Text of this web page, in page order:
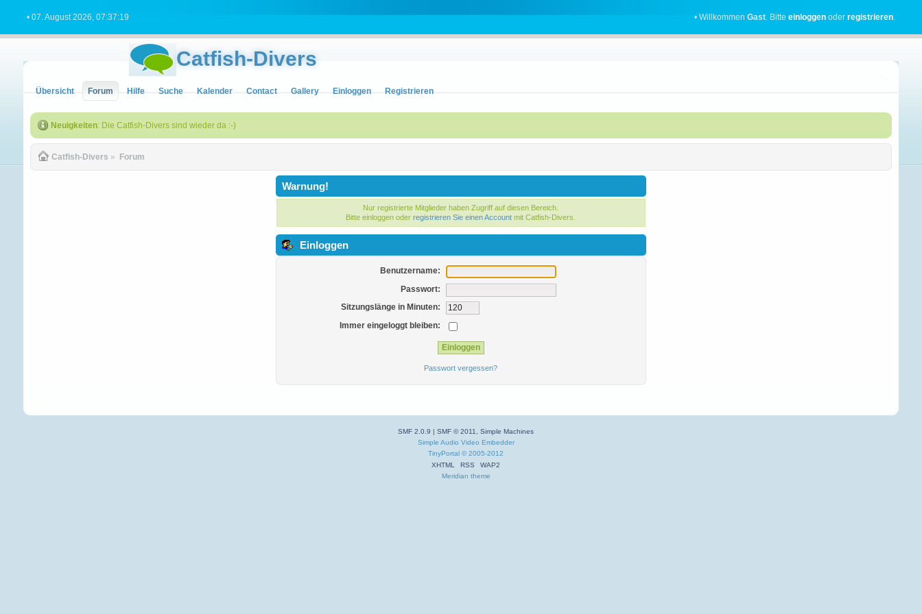
• 07. August 2026, 07:37:19 • WillkommenGast. Bitteeinloggen oderregistrieren.
Catfish-Divers
Übersicht Forum Hilfe Suche Kalender Contact Gallery Einloggen Registrieren
Neuigkeiten: Die Catfish-Divers sind wieder da :-)
Catfish-Divers » Forum
Warnung!
Nur registrierte Mitglieder haben Zugriff auf diesen Bereich.
Bitte einloggen oderregistrieren Sie einen Account mit Catfish-Divers.
Einloggen
Benutzername:
Passwort:
Sitzungslänge in Minuten:
Immer eingeloggt bleiben:
Passwort vergessen?
SMF 2.0.9 |SMF © 2011,Simple Machines
Simple Audio Video Embedder
TinyPortal © 2005-2012
XHTML
RSS
WAP2
Meridian theme